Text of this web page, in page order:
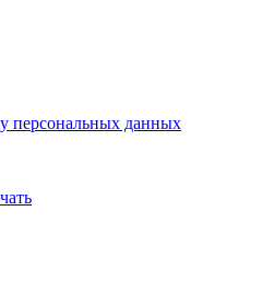
персональных данных